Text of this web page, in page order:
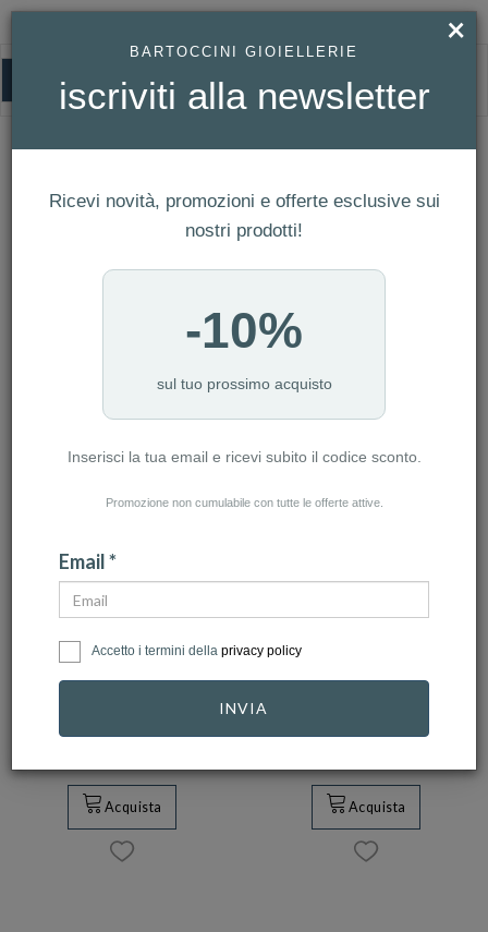
BARTOCCINI G
NUMERO ARTICOLI:6
BARTOCCINI G
Bracciale da
bambino in Oro
Acquista
BARTOCCINI G
Orecchini cerchio in
Oro Bianco cm 2
Acquista
×
BARTOCCINI GIOIELLERIE
iscriviti alla newsletter
Ricevi novità, promozioni e offerte esclusive sui
nostri prodotti!
-10%
sul tuo prossimo acquisto
Inserisci la tua email e ricevi subito il codice sconto.
Promozione non cumulabile con tutte le offerte attive.
Email *
Accetto i termini della privacy policy
INVIA